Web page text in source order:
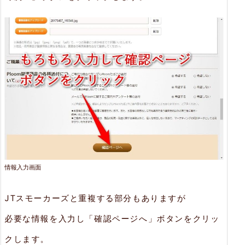
情報入力画面
JTスモーカーズと重複する部分もありますが
必要な情報を入力し「確認ページへ」ボタンをクリッ
クします。